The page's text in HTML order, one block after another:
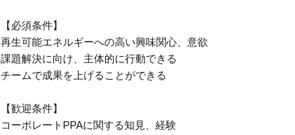
【必須条件】
再生可能エネルギーへの高い興味関心、意欲
課題解決に向け、主体的に行動できる
チームで成果を上げることができる
【歓迎条件】
コーポレートPPAに関する知見、経験